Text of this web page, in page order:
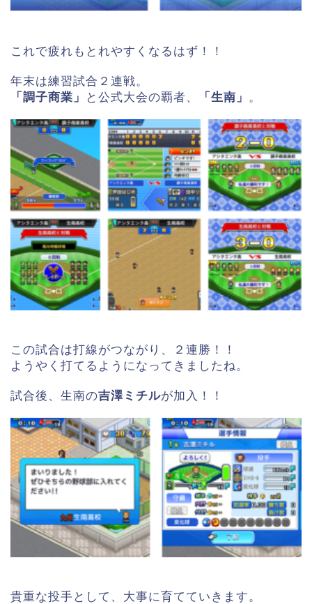
これで疲れもとれやすくなるはず！！
年末は練習試合２連戦。
「調子商業」
と公式大会の覇者、 「生南」 。
この試合は打線がつながり、２連勝！！
ようやく打てるようになってきましたね。
試合後、生南の吉澤ミチルが加入！！
貴重な投手として、大事に育てていきます。